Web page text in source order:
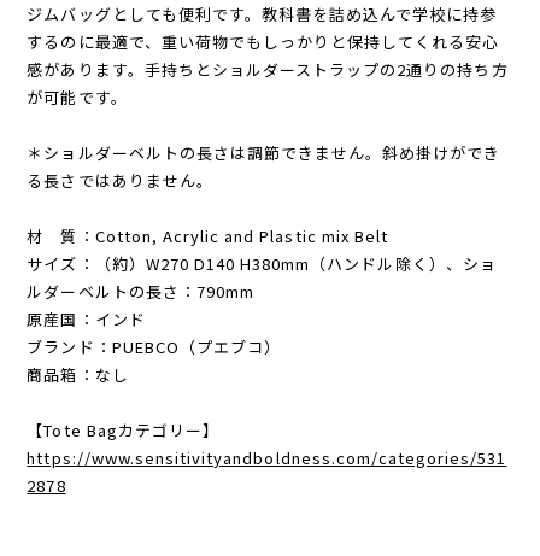
ジムバッグとしても便利です。教科書を詰め込んで学校に持参
するのに最適で、重い荷物でもしっかりと保持してくれる安心
感があります。手持ちとショルダーストラップの2通りの持ち方
が可能です。
＊ショルダーベルトの長さは調節できません。斜め掛けができ
る長さではありません。
材 質：Cotton, Acrylic and Plastic mix Belt
サイズ：（約）W270 D140 H380mm（ハンドル除く）、ショ
ルダーベルトの長さ：790mm
原産国：インド
ブランド：PUEBCO（プエブコ）
商品箱：なし
【Tote Bagカテゴリー】
https://www.sensitivityandboldness.com/categories/531
2878